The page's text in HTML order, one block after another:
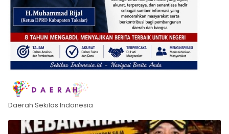
Daerah Sekilas Indonesia